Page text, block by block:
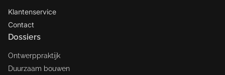
Klantenservice
Contact
Dossiers
Ontwerppraktijk
Duurzaam bouwen